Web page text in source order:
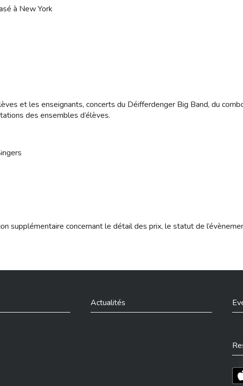
à New York
et les enseignants, concerts du Déifferdenger Big Band, du
des ensembles d’élèves.
supplémentaire concernant le détail des prix, le statut de
Actualités